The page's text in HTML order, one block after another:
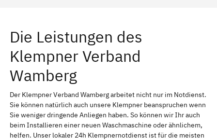
Die Leistungen des
Klempner Verband
Wamberg
Der Klempner Verband Wamberg arbeitet nicht nur im Notdienst.
Sie können natürlich auch unsere Klempner beanspruchen wenn
Sie weniger dringende Anliegen haben. So können wir Ihr auch
beim Installieren einer neuen Waschmaschine oder ähnlichem,
helfen. Unser lokaler 24h Klempnernotdienst ist für die meisten